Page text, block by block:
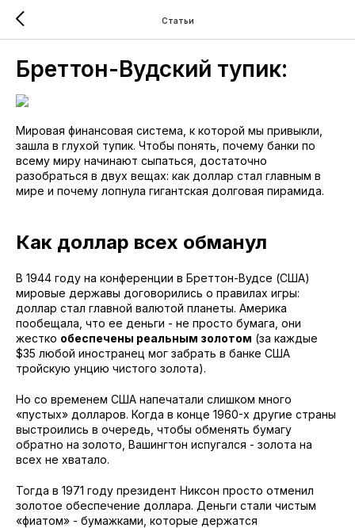
Статьи
Бреттон-Вудский тупик:
Мировая финансовая система, к которой мы привыкли,
зашла в глухой тупик. Чтобы понять, почему банки по
всему миру начинают сыпаться, достаточно
разобраться в двух вещах: как доллар стал главным в
мире и почему лопнула гигантская долговая пирамида.
Как доллар всех обманул
В 1944 году на конференции в Бреттон-Вудсе (США)
мировые державы договорились о правилах игры:
доллар стал главной валютой планеты. Америка
пообещала, что ее деньги - не просто бумага, они
жестко обеспечены реальным золотом (за каждые
$35 любой иностранец мог забрать в банке США
тройскую унцию чистого золота).
Но со временем США напечатали слишком много
«пустых» долларов. Когда в конце 1960-х другие страны
выстроились в очередь, чтобы обменять бумагу
обратно на золото, Вашингтон испугался - золота на
всех не хватало.
Тогда в 1971 году президент Никсон просто отменил
золотое обеспечение доллара. Деньги стали чистым
«фиатом» - бумажками, которые держатся